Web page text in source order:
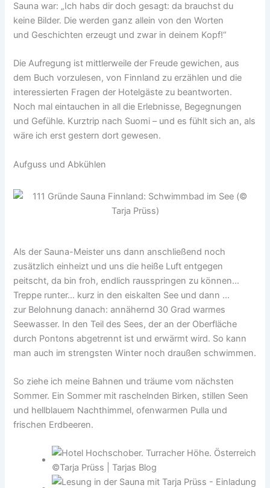
Sauna war: „Ich habs dir doch gesagt: da brauchst du
keine Bilder. Die werden ganz allein von den Worten
und Geschichten erzeugt und zwar in deinem Kopf!“
Die Aufregung ist mittlerweile der Freude gewichen, aus
dem Buch vorzulesen, von Finnland zu erzählen und die
interessierten Fragen der Hotelgäste zu beantworten.
Noch mal eintauchen in all die Erlebnisse, Begegnungen
und Gefühle. Kurztrip nach Suomi – und es fühlt sich an, als
wäre ich erst gestern dort gewesen.
Aufguss und Abkühlen
Als der Sauna-Meister uns dann anschließend noch
zusätzlich einheizt und uns die heiße Luft entgegen
peitscht, da bin froh, endlich rausspringen zu können…
Treppe runter… kurz in den eiskalten See und dann …
zur Belohnung danach: annähernd 30 Grad warmes
Seewasser. In den Teil des Sees, der an der Oberfläche
durch Pontons abgetrennt ist und erwärmt wird. So kann
man auch im strengsten Winter noch draußen schwimmen.
So ziehe ich meine Bahnen und träume vom nächsten
Sommer. Ein Sommer mit raschelnden Birken, stillen Seen
und hellblauem Nachthimmel, ofenwarmen Pulla und
frischen Erdbeeren.